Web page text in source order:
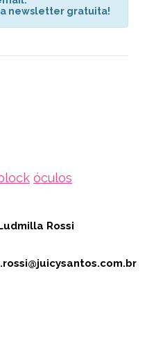
newsletter gratuita!
óculos
Rossi